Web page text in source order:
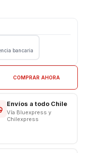
bancaria
COMPRAR AHORA
Envíos a todo Chile
Vía Bluexpress y
Chilexpress